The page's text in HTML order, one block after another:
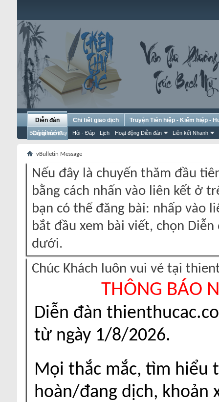
Diễn đàn
Bài gửi hôm nay Hỏi - Đáp Lịch Hoạt động Diễn đàn Liên kết Nhanh
Chi tiết giao dịch
Truyện Tiên hiệp - Kiếm hiệp -
Có gì mới?
vBulletin Message
Nếu đây là chuyến thăm đầu
bằng cách nhấn vào liên kết ở
bạn có thể đăng bài: nhấp vào
bắt đầu xem bài viết, chọn
dưới.
Chúc Khách luôn vui vẻ tại
THÔNG BÁO
Diễn đàn
từ ngày 1/8/2026.
Mọi thắc mắc, tìm hiểu
hoàn/đang dịch, khoản